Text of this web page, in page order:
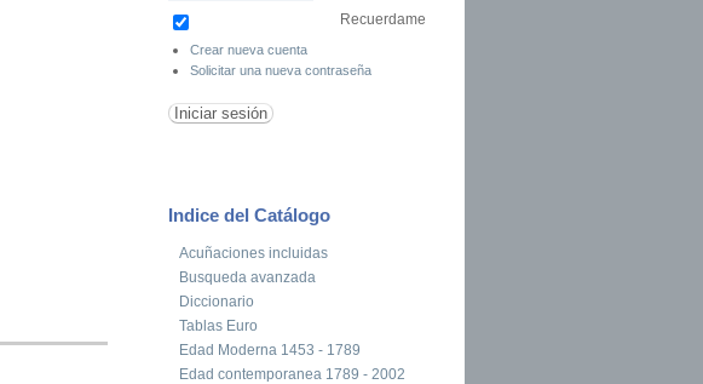
Recuerdame
Crear nueva cuenta
Solicitar una nueva contraseña
Indice del Catálogo
Acuñaciones incluidas
Busqueda avanzada
Diccionario
Tablas Euro
Edad Moderna 1453 - 1789
Edad contemporanea 1789 - 2002